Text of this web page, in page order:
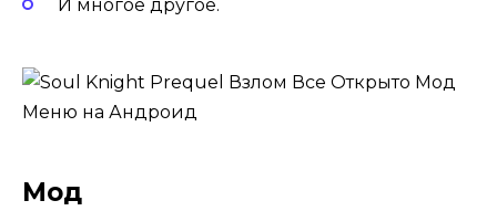
И многое другое.
Мод